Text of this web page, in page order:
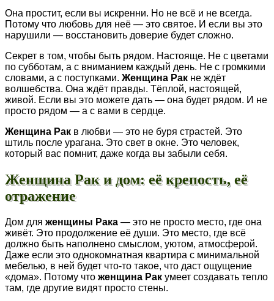
Она простит, если вы искренни. Но не всё и не всегда.
Потому что любовь для неё — это святое. И если вы это
нарушили — восстановить доверие будет сложно.
Секрет в том, чтобы быть рядом. Настояще. Не с цветами
по субботам, а с вниманием каждый день. Не с громкими
словами, а с поступками. Женщина Рак не ждёт
волшебства. Она ждёт правды. Тёплой, настоящей,
живой. Если вы это можете дать — она будет рядом. И не
просто рядом — а с вами в сердце.
Женщина Рак в любви — это не буря страстей. Это
штиль после урагана. Это свет в окне. Это человек,
который вас помнит, даже когда вы забыли себя.
Женщина Рак и дом: её крепость, её
отражение
Дом для женщины Рака — это не просто место, где она
живёт. Это продолжение её души. Это место, где всё
должно быть наполнено смыслом, уютом, атмосферой.
Даже если это однокомнатная квартира с минимальной
мебелью, в ней будет что-то такое, что даст ощущение
«дома». Потому что женщина Рак умеет создавать тепло
там, где другие видят просто стены.